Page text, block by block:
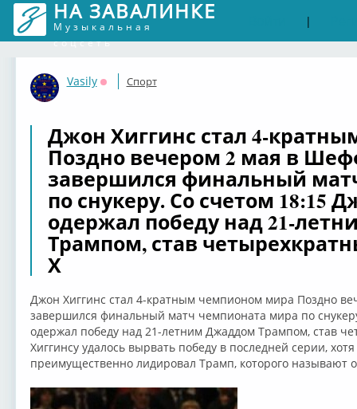
НА ЗАВАЛИНКЕ
Музыкальная
соцсеть
|
Vasily
Оффлайн
Спорт
Джон Хиггинс стал 4-
Поздно вечером 2 мая в
завершился финальный
по снукеру. Со счетом 18:15
одержал победу над 21-
Трампом, став
Х
Джон Хиггинс стал 4-кратным чемпионом мира Поздно
завершился финальный матч чемпионата мира по
одержал победу над 21-летним Джаддом Трампом, став
Хиггинсу удалось вырвать победу в последней серии,
преимущественно лидировал Трамп, которого называют